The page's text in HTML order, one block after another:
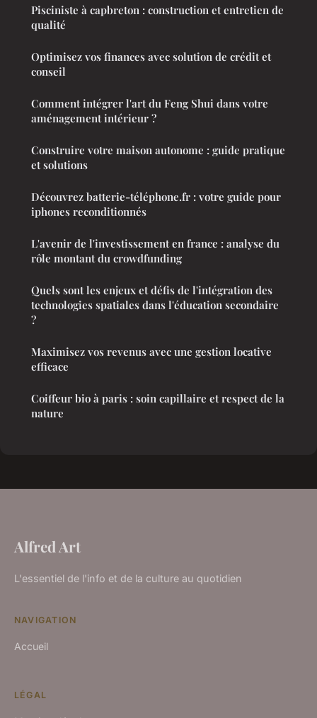
Pisciniste à capbreton : construction et entretien de
qualité
Optimisez vos finances avec solution de crédit et
conseil
Comment intégrer l'art du Feng Shui dans votre
aménagement intérieur ?
Construire votre maison autonome : guide pratique
et solutions
Découvrez batterie-téléphone.fr : votre guide pour
iphones reconditionnés
L'avenir de l'investissement en france : analyse du
rôle montant du crowdfunding
Quels sont les enjeux et défis de l'intégration des
technologies spatiales dans l'éducation secondaire
?
Maximisez vos revenus avec une gestion locative
efficace
Coiffeur bio à paris : soin capillaire et respect de la
nature
Alfred Art
L'essentiel de l'info et de la culture au quotidien
NAVIGATION
Accueil
LÉGAL